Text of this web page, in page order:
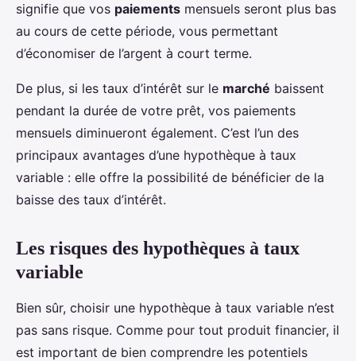
signifie que vos paiements mensuels seront plus bas
au cours de cette période, vous permettant
d’économiser de l’argent à court terme.
De plus, si les taux d’intérêt sur le marché baissent
pendant la durée de votre prêt, vos paiements
mensuels diminueront également. C’est l’un des
principaux avantages d’une hypothèque à taux
variable : elle offre la possibilité de bénéficier de la
baisse des taux d’intérêt.
Les risques des hypothèques à taux
variable
Bien sûr, choisir une hypothèque à taux variable n’est
pas sans risque. Comme pour tout produit financier, il
est important de bien comprendre les potentiels